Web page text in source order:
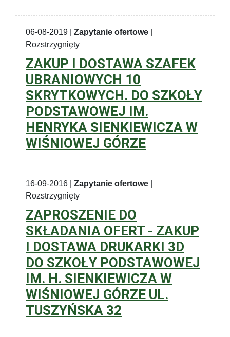
06-08-2019 | Zapytanie ofertowe
Rozstrzygnięty
ZAKUP I DOSTAWA SZAFEK
UBRANIOWYCH 10
SKRYTKOWYCH. DO SZKOŁY
PODSTAWOWEJ IM.
HENRYKA SIENKIEWICZA W
WIŚNIOWEJ GÓRZE
16-09-2016 | Zapytanie ofertowe
Rozstrzygnięty
ZAPROSZENIE DO
SKŁADANIA OFERT - ZAKUP
I DOSTAWA DRUKARKI 3D
DO SZKOŁY PODSTAWOWEJ
IM. H. SIENKIEWICZA W
WIŚNIOWEJ GÓRZE UL.
TUSZYŃSKA 32